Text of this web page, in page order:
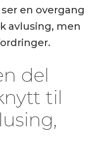
en overgang
avlusing, men
del
til